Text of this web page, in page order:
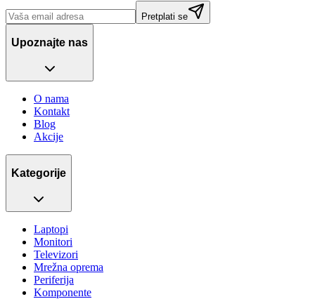
Pretplati se
Upoznajte nas
O nama
Kontakt
Blog
Akcije
Kategorije
Laptopi
Monitori
Televizori
Mrežna oprema
Periferija
Komponente